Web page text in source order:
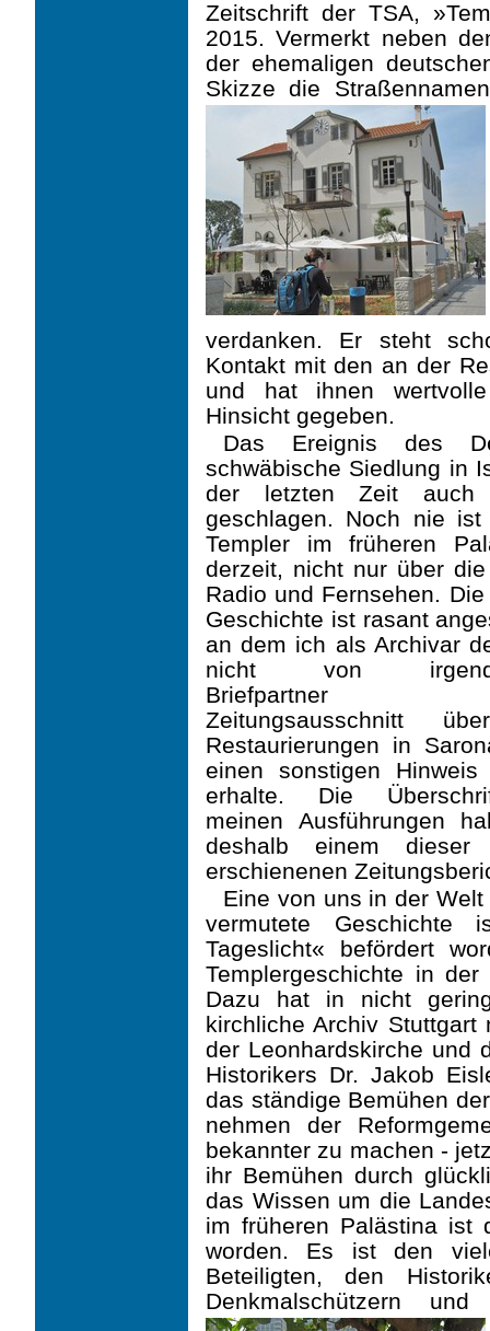
Zeitschrift der TSA,
2015. Vermerkt neben
der ehemaligen
Skizze die
verdanken. Er steht
Kontakt mit den an der
und hat ihnen
Hinsicht gegeben.
Das Ereignis des
schwäbische Siedlung in
der letzten Zeit auch
geschlagen. Noch nie
Templer im ­früheren
derzeit, nicht nur über
Radio und Fernsehen.
Geschichte ist rasant
an dem ich als Archivar
nicht von
Briefpartner
Zeitungsausschnitt
Restaurierungen in
einen sonstigen Hinweis
erhal­te. Die
meinen Ausführungen
deshalb einem dieser
erschienenen
Eine von uns in der
vermutete Geschichte
Tageslicht« befördert
Templer­ge­schichte in
Dazu hat in nicht
kirchliche ­Archiv
der Leonhards­kirche und
Historikers Dr. Jakob
das ständige Bemühen
nehmen der
bekannter zu machen -
ihr Bemühen durch
das Wissen um die
im früheren Palästina ist
worden. Es ist den
Beteiligten, den
Denkmalschützern